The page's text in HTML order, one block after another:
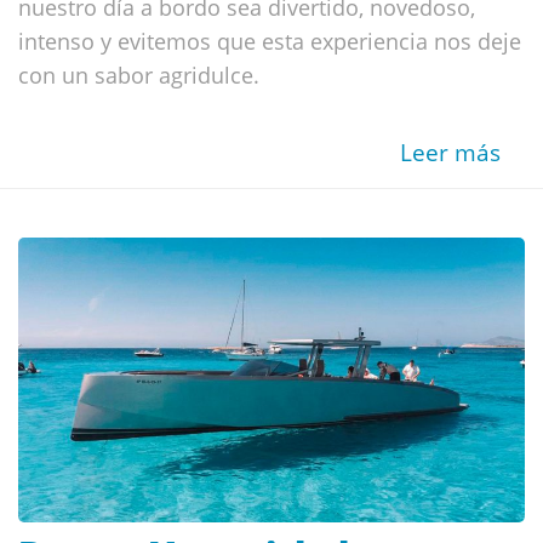
nuestro día a bordo sea divertido, novedoso,
intenso y evitemos que esta experiencia nos deje
con un sabor agridulce.
Leer más